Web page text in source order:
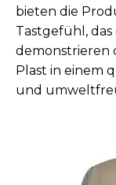
bieten die
Tastgefühl, das
demonstrieren
Plast in einem
und